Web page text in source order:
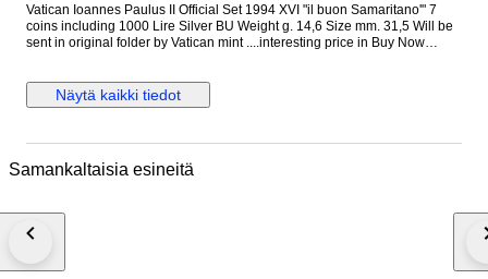
Vatican Ioannes Paulus II Official Set 1994 XVI "il buon Samaritano'" 7
coins including 1000 Lire Silver BU Weight g. 14,6 Size mm. 31,5 Will be
sent in original folder by Vatican mint ....interesting price in Buy Now
Näytä kaikki tiedot
Samankaltaisia esineitä